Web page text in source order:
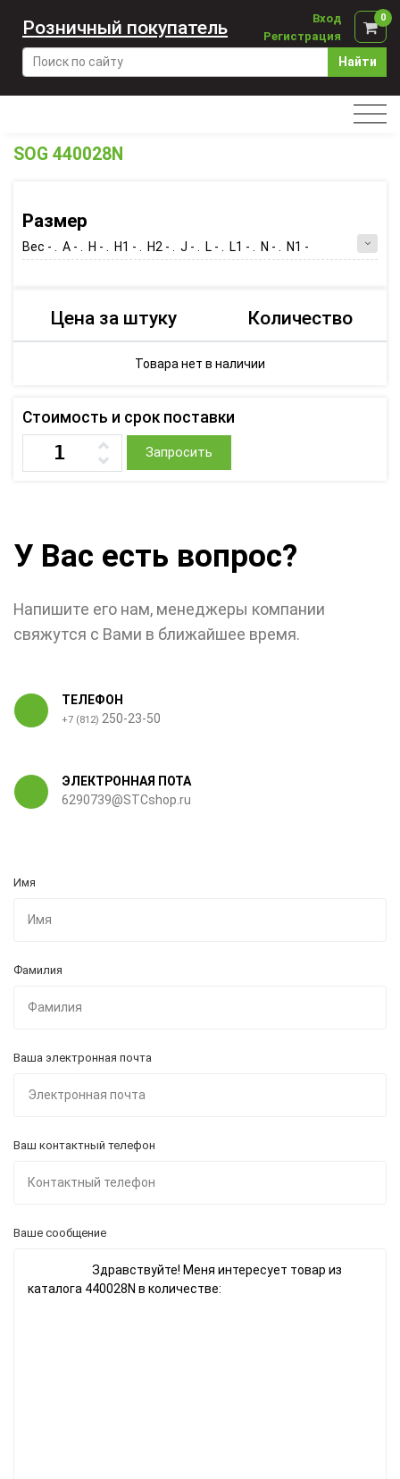
Найти
Вход
Регистрация
0
Розничный покупатель
SOG 440028N
Размер
Вес - . A - . H - . H1 - . H2 - . J - . L - . L1 - . N - . N1 -
Цена за штуку Количество
Товара нет в наличии
Стоимость и срок поставки
Запросить
У Вас есть вопрос?
Напишите его нам, менеджеры компании
свяжутся с Вами в ближайшее время.
ТЕЛЕФОН
+7 (812) 250-23-50
ЭЛЕКТРОННАЯ ПОТА
6290739@STCshop.ru
Имя
Фамилия
Ваша электронная почта
Ваш контактный телефон
Ваше сообщение